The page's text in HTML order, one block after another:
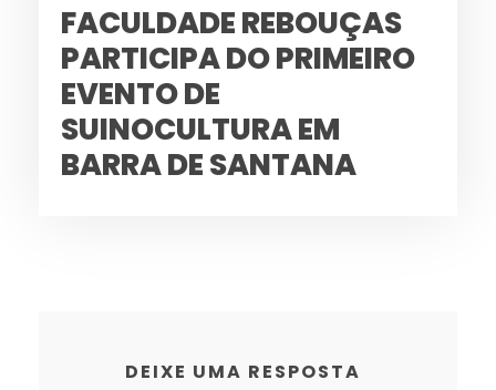
FACULDADE REBOUÇAS
PARTICIPA DO PRIMEIRO
EVENTO DE
SUINOCULTURA EM
BARRA DE SANTANA
DEIXE UMA RESPOSTA